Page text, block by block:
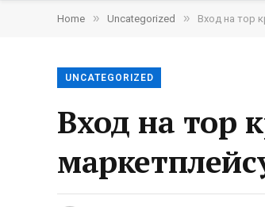
Home » Uncategorized » Вход на тор
UNCATEGORIZED
Вход на тор